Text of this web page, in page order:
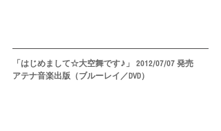
「はじめまして☆大空舞です♪」 2012/07/07 発売
アテナ音楽出版（ブルーレイ／DVD）